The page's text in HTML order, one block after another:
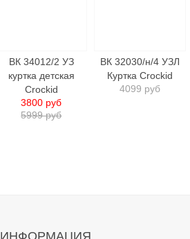
ВК 34012/2 УЗ
куртка детcкая
Crockid
5999 руб
3800 руб
ВК 32030/н/4 УЗЛ
Куртка Crockid
4099 руб
ИНФОРМАЦИЯ